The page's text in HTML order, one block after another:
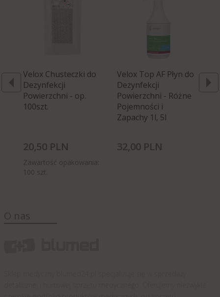
Velox Chusteczki do
Dezynfekcji
Powierzchni - op.
100szt.
20,50 PLN
Zawartość opakowania:
100 szt.
Velox Top AF Płyn do
Dezynfekcji
Powierzchni - Różne
Pojemności i
Zapachy 1l, 5l
32,00 PLN
O nas